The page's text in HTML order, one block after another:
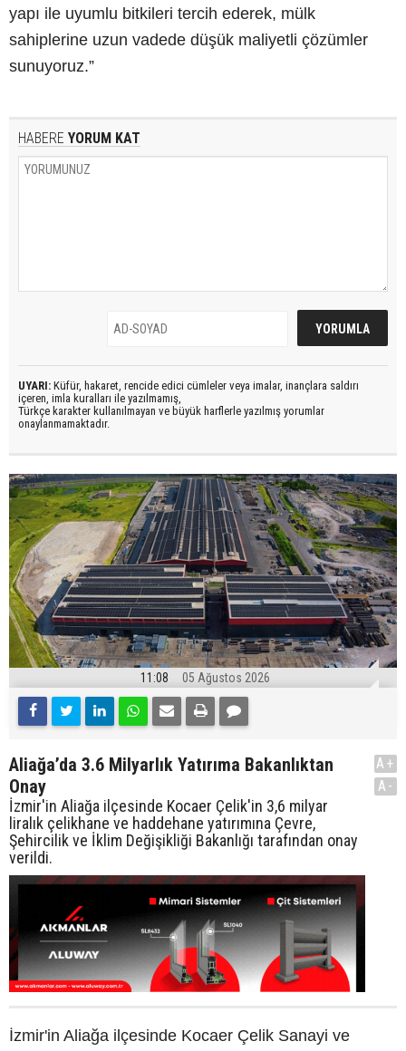
yapı ile uyumlu bitkileri tercih ederek, mülk
sahiplerine uzun vadede düşük maliyetli çözümler
sunuyoruz.”
HABERE YORUM KAT
UYARI: Küfür, hakaret, rencide edici cümleler veya imalar, inançlara saldırı
içeren, imla kuralları ile yazılmamış,
Türkçe karakter kullanılmayan ve büyük harflerle yazılmış yorumlar
onaylanmamaktadır.
11:08 05 Ağustos 2026
Aliağa’da 3.6 Milyarlık Yatırıma Bakanlıktan
Onay
İzmir'in Aliağa ilçesinde Kocaer Çelik'in 3,6 milyar
liralık çelikhane ve haddehane yatırımına Çevre,
Şehircilik ve İklim Değişikliği Bakanlığı tarafından onay
verildi.
A+
A-
İzmir'in Aliağa ilçesinde Kocaer Çelik Sanayi ve